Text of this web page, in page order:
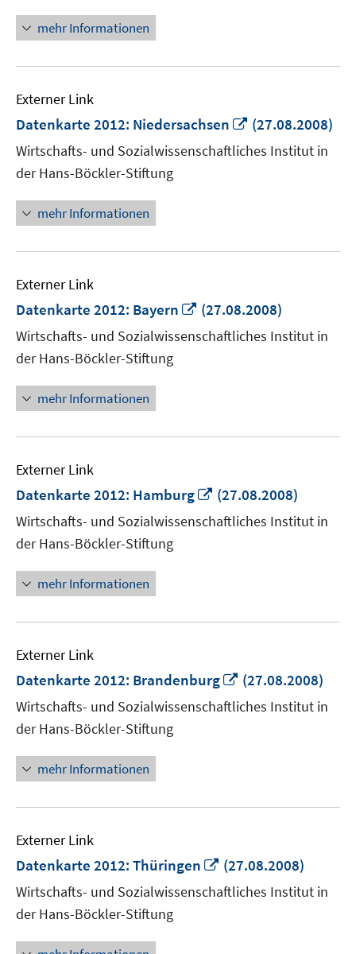
mehr Informationen
Externer Link
Datenkarte 2012: Niedersachsen
In
Fenster
(27.08.2008)
Wirtschafts- und Sozialwissenschaftliches Institut in
der Hans-Böckler-Stiftung
mehr Informationen
Externer Link
Datenkarte 2012: Bayern
In
neuem
Fenster
(27.08.2008)
Wirtschafts- und Sozialwissenschaftliches Institut in
der Hans-Böckler-Stiftung
mehr Informationen
Externer Link
Datenkarte 2012: Hamburg
In
neuem
Fenster
(27.08.2008)
Wirtschafts- und Sozialwissenschaftliches Institut in
der Hans-Böckler-Stiftung
mehr Informationen
Externer Link
Datenkarte 2012: Brandenburg
In
neuem
Fenster
(27.08.2008)
Wirtschafts- und Sozialwissenschaftliches Institut in
der Hans-Böckler-Stiftung
mehr Informationen
Externer Link
Datenkarte 2012: Thüringen
In
neuem
Fenster
(27.08.2008)
Wirtschafts- und Sozialwissenschaftliches Institut in
der Hans-Böckler-Stiftung